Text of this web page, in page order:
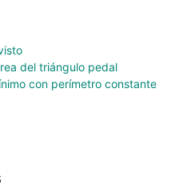
del triángulo pedal
con perímetro constante